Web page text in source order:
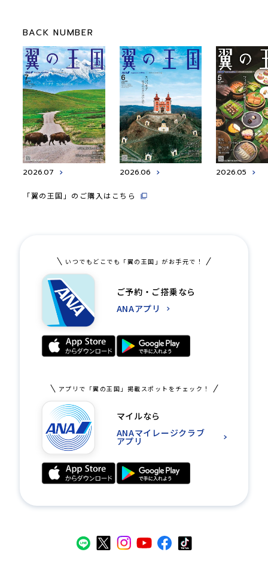
BACK NUMBER
2026.07 2026.06 2026.05
「翼の王国」のご購入はこちら
いつでもどこでも「翼の王国」がお手元で！
ご予約・ご搭乗なら
ANAアプリ
アプリで「翼の王国」掲載スポットをチェック！
マイルなら
ANAマイレージクラブ
アプリ